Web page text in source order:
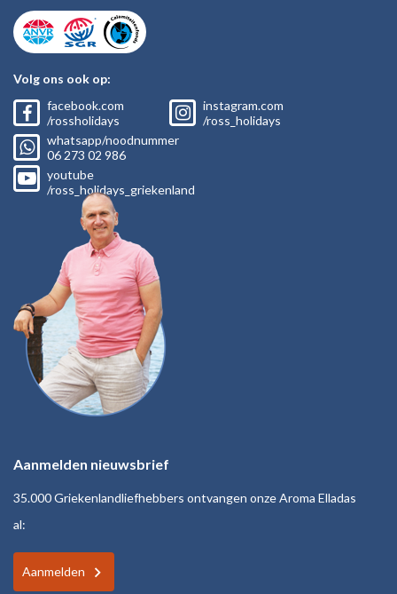
Volg ons ook op:
facebook.com
/rossholidays
instagram.com
/ross_holidays
whatsapp/noodnummer
06 273 02 986
youtube
/ross_holidays_griekenland
Aanmelden nieuwsbrief
35.000 Griekenlandliefhebbers ontvangen onze Aroma Elladas
al:
Aanmelden